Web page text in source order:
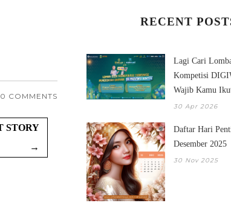
0 COMMENTS
STORY
→
RECENT
Lagi Cari
Kompetisi
Wajib Kamu
30 Apr 2026
Daftar Hari
Desember 2025
30 Nov 2025